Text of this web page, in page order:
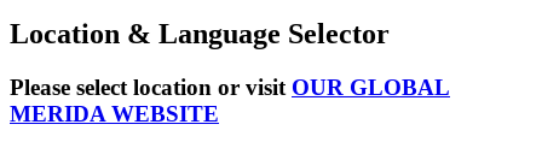
Location & Language Selector
Please select location or visit OUR GLOBAL
MERIDA WEBSITE